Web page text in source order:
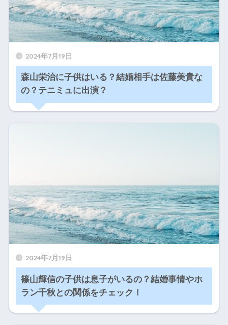
2024年7月19日
森山栄治に子供はいる？結婚相手は佐藤美貴な
の？テニミュに出演？
2024年7月19日
篠山輝信の子供は息子がいるの？結婚事情やホ
ラン千秋との関係をチェック！